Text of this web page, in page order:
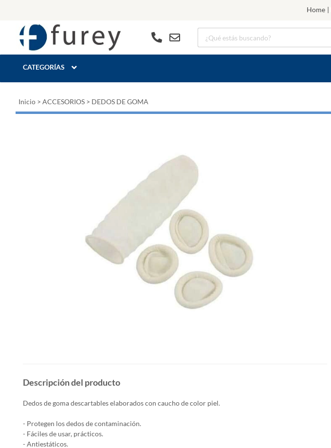
Home |
CATEGORÍAS
Inicio > ACCESORIOS > DEDOS DE GOMA
Descripción del producto
Dedos de goma descartables elaborados con caucho de color piel.
- Protegen los dedos de contaminación.
- Fáciles de usar, prácticos.
- Antiestáticos.